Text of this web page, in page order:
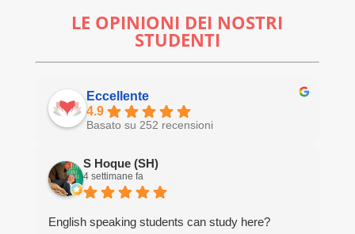
LE OPINIONI DEI NOSTRI
STUDENTI
Eccellente
4.9
Basato su 252 recensioni
S Hoque (SH)
4 settimane fa
English speaking students can study here?